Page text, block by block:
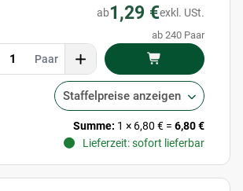
ab1,29 €exkl. USt.
ab 240 Paar
Paar
Staffelpreise anzeigen
Summe: 1 × 6,80 € = 6,80 €
Lieferzeit: sofort lieferbar